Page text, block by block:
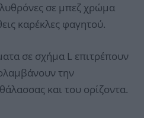
σε μπεζ χρώμα
καρέκλες φαγητού.
σε σχήμα L επιτρέπουν
την
και του ορίζοντα.